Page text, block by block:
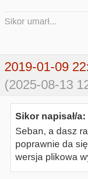
Sikor umarł...
2019-01-09
(2025-08-13
Sikor napisał/a:
Seban, a dasz
poprawnie da
wersja plikowa